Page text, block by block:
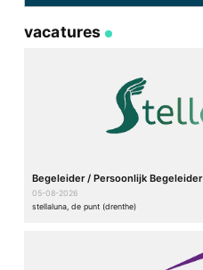
vacatures
Begeleider / Persoonlijk Begeleider
05-08-2026
stellaluna, de punt (drenthe)